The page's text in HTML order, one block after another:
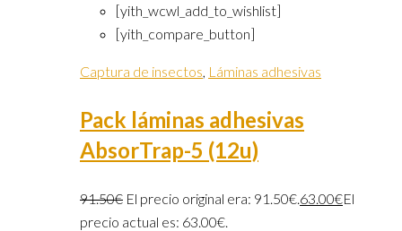
[yith_wcwl_add_to_wishlist]
[yith_compare_button]
Captura de insectos Láminas adhesivas
Pack láminas adhesivas
AbsorTrap-5 (12u)
91.50€ El precio original era: 91.50€. 63.00€El
precio actual es: 63.00€.